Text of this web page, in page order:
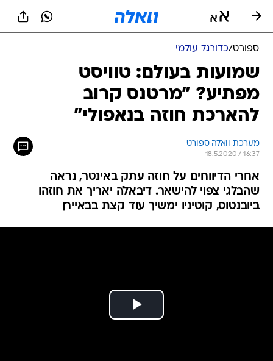
ספורט/כדורגל עולמי
שמועות בעולם: טוויסט
מפתיע? "מרטנס קרוב
להארכת חוזה בנאפולי"
מערכת וואלה ספורט
18.5.2020 / 16:37
אחרי הדיווחים על חוזה עתק באינטר, נראה
שהבלגי צפוי להישאר. דיבאלה יאריך את חוזהו
ביובנטוס, קוטיניו ימשיך עוד קצת בבאיירן